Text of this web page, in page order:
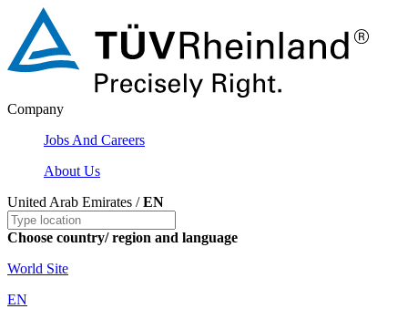
Company
Jobs And Careers
About Us
United Arab Emirates /EN
Choose country/ region and language
World Site
EN